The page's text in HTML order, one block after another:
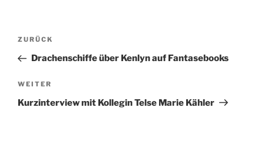
Beitragsnavigation
Vorheriger
Beitrag
ZURÜCK
Drachenschiffe über Kenlyn auf Fantasebooks
Nächster
Beitrag
WEITER
Kurzinterview mit Kollegin Telse Marie Kähler